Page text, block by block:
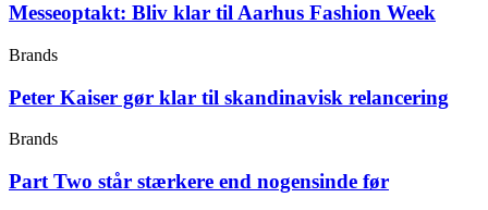
Messeoptakt: Bliv klar til Aarhus Fashion Week
Brands
Peter Kaiser gør klar til skandinavisk relancering
Brands
Part Two står stærkere end nogensinde før